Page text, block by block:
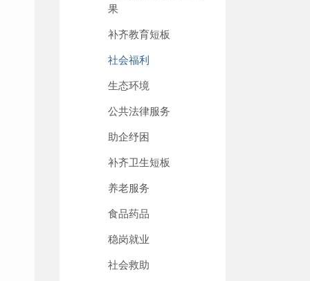
果
补齐教育短板
社会福利
生态环境
公共法律服务
助企纾困
补齐卫生短板
养老服务
食品药品
稳岗就业
社会救助